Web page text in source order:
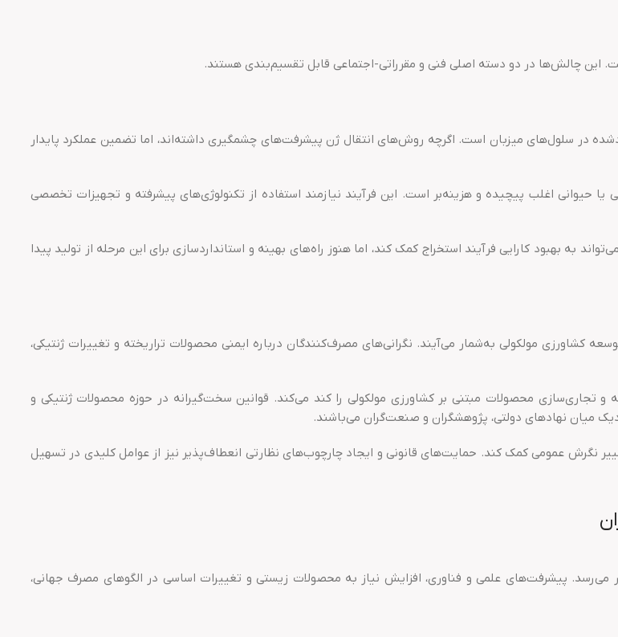
این چالش‌ها در دو دسته اصلی فنی و مقرراتی-اجتماعی قابل تقسیم‌بندی هستند.
در سلول‌های میزبان است. اگرچه روش‌های انتقال ژن پیشرفت‌های چشمگیری داشته‌اند، اما تضمین عملکرد پایدار
حیوانی اغلب پیچیده و هزینه‌بر است. این فرآیند نیازمند استفاده از تکنولوژی‌های پیشرفته و تجهیزات تخصصی
به بهبود کارایی فرآیند استخراج کمک کند، اما هنوز راه‌های بهینه و استانداردسازی برای این مرحله از تولید پیدا
کشاورزی مولکولی به‌شمار می‌آیند. نگرانی‌های مصرف‌کنندگان درباره ایمنی محصولات تراریخته و تغییرات ژنتیکی،
و تجاری‌سازی محصولات مبتنی بر کشاورزی مولکولی را کند می‌کند. قوانین سخت‌گیرانه در حوزه محصولات ژنتیکی و
میان نهادهای دولتی، پژوهشگران و صنعت‌گران می‌باشند.
نگرش عمومی کمک کند. حمایت‌های قانونی و ایجاد چارچوب‌های نظارتی انعطاف‌پذیر نیز از عوامل کلیدی در تسهیل
می‌رسد. پیشرفت‌های علمی و فناوری، افزایش نیاز به محصولات زیستی و تغییرات اساسی در الگوهای مصرف جهانی،